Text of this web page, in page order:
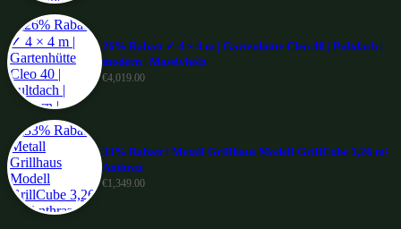
26% Rabatt ✓ 4 × 4 m | Gartenhütte Cleo 40 | Pultdach |
modern | Massivholz
€4,019.00
33% Rabatt ! Metall Grillhaus Modell GrillCube 3,26 m²
Anthraz
€1,349.00